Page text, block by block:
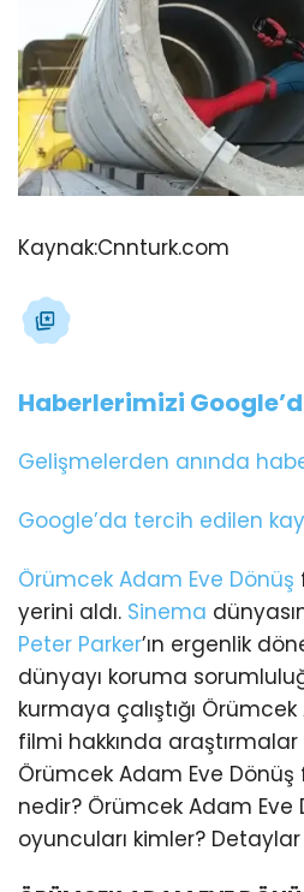
Kaynak:Cnnturk.com
Haberlerimizi
Gelişmelerden anında
Google’da tercih edilen
Örümcek Adam Eve Dönüş
yerini aldı. Sinema
Peter Parker’ın ergenlik
dünyayı koruma
kurmaya çalıştığı
filmi hakkında araştırmalar
Örümcek Adam Eve
nedir? Örümcek Adam Eve
oyuncuları kimler?